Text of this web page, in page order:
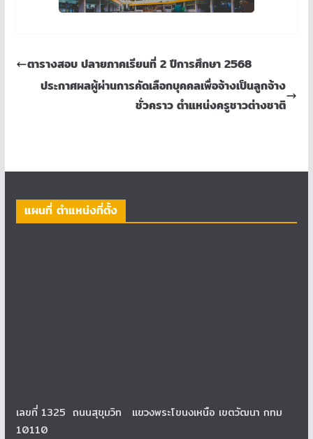
ตารางสอบ ปลายภาคเรียนที่ 2 ปีการศึกษา 2568
ประกาศผลผู้ผ่านการคัดเลือกบุคคลเพื่อจ้างเป็นลูกจ้าง
ชั่วคราว ตำแหน่งครูชาวต่างชาติ
แผนที่ ตำแหน่งที่ตั้ง
เลขที่ 1325 ถนนสุขุมวิท แขวงพระโขนงเหนือ เขตวัฒนา กทม
10110